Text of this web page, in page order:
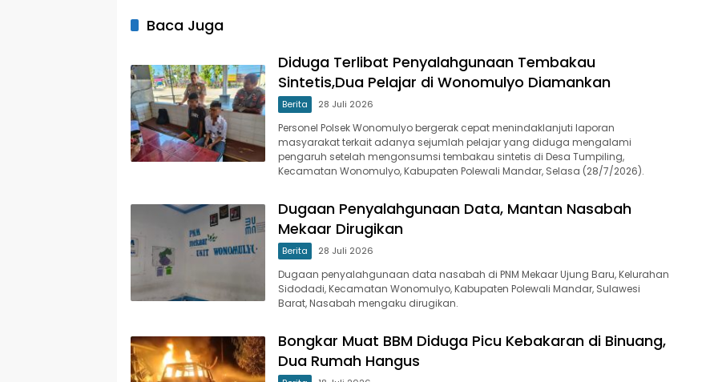
Baca Juga
Diduga Terlibat Penyalahgunaan Tembakau
Sintetis,Dua Pelajar di Wonomulyo Diamankan
Berita 28 Juli 2026
Personel Polsek Wonomulyo bergerak cepat menindaklanjuti laporan
masyarakat terkait adanya sejumlah pelajar yang diduga mengalami
pengaruh setelah mengonsumsi tembakau sintetis di Desa Tumpiling,
Kecamatan Wonomulyo, Kabupaten Polewali Mandar, Selasa (28/7/2026).
Dugaan Penyalahgunaan Data, Mantan Nasabah
Mekaar Dirugikan
Berita 28 Juli 2026
Dugaan penyalahgunaan data nasabah di PNM Mekaar Ujung Baru, Kelurahan
Sidodadi, Kecamatan Wonomulyo, Kabupaten Polewali Mandar, Sulawesi
Barat, Nasabah mengaku dirugikan.
Bongkar Muat BBM Diduga Picu Kebakaran di Binuang,
Dua Rumah Hangus